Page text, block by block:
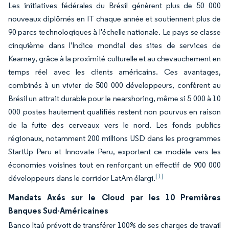
Les initiatives fédérales du Brésil génèrent plus de 50 000
nouveaux diplômés en IT chaque année et soutiennent plus de
90 parcs technologiques à l'échelle nationale. Le pays se classe
cinquième dans l'Indice mondial des sites de services de
Kearney, grâce à la proximité culturelle et au chevauchement en
temps réel avec les clients américains. Ces avantages,
combinés à un vivier de 500 000 développeurs, confèrent au
Brésil un attrait durable pour le nearshoring, même si 5 000 à 10
000 postes hautement qualifiés restent non pourvus en raison
de la fuite des cerveaux vers le nord. Les fonds publics
régionaux, notamment 200 millions USD dans les programmes
StartUp Peru et Innovate Peru, exportent ce modèle vers les
économies voisines tout en renforçant un effectif de 900 000
développeurs dans le corridor LatAm élargi.[1]
Mandats Axés sur le Cloud par les 10 Premières
Banques Sud-Américaines
Banco Itaú prévoit de transférer 100% de ses charges de travail